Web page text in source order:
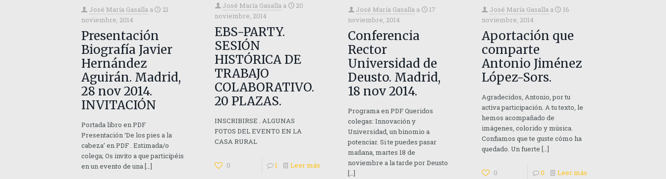
José María Gasalla a
21
noviembre, 2014
Presentación
Biografía Javier
Hernández
Aguirán. Madrid,
28 nov 2014.
INVITACIÓN
Portada libro en PDF
Presentación ‘De los pies a la
cabeza’ en PDF . Estimada/o
colega; Os invito a que participéis
en un evento de una […]
José María Gasalla a
20
noviembre, 2014
EBS-PARTY.
SESIÓN
HISTÓRICA DE
TRABAJO
COLABORATIVO.
20 PLAZAS.
INSCRIBIRSE . ALGUNAS
FOTOS DEL EVENTO EN LA
CASA RURAL
0 1 Leer más
José María Gasalla a
17
noviembre, 2014
Conferencia
Rector
Universidad de
Deusto. Madrid,
18 nov 2014.
Programa en PDF Queridos
colegas: Innovación y
Universidad, un binomio a
potenciar. Si te puedes pasar
mañana, martes 18 de
noviembre a la tarde por Deusto
[…]
José María Gasalla a
16
noviembre, 2014
Aportación que
comparte
Antonio Jiménez
López-Sors.
Agradecidos, Antonio, por tu
activa participación. A tu texto, le
hemos acompañado de
imágenes, colorido y música.
Confiamos que te guste cómo ha
quedado. Un fuerte […]
0 0 Leer más